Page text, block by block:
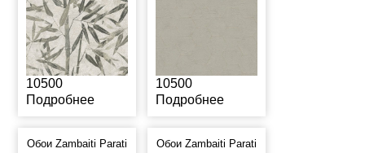
10500
Подробнее
10500
Подробнее
Обои Zambaiti Parati
Обои Zambaiti Parati